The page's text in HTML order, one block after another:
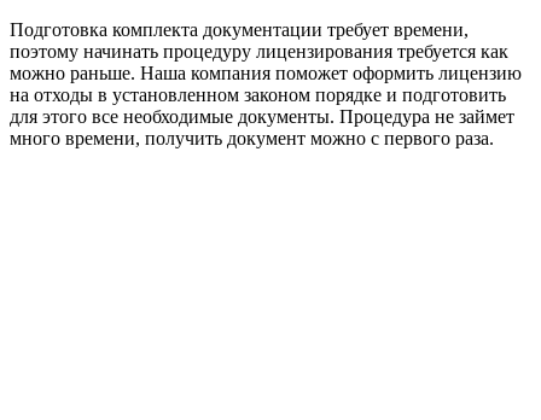
Подготовка комплекта документации требует времени,
поэтому начинать процедуру лицензирования требуется как
можно раньше. Наша компания поможет оформить лицензию
на отходы в установленном законом порядке и подготовить
для этого все необходимые документы. Процедура не займет
много времени, получить документ можно с первого раза.